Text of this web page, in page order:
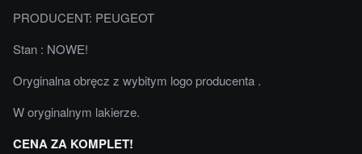
PRODUCENT: PEUGEOT
Stan : NOWE!
Oryginalna obręcz z wybitym logo producenta .
W oryginalnym lakierze.
CENA ZA KOMPLET!